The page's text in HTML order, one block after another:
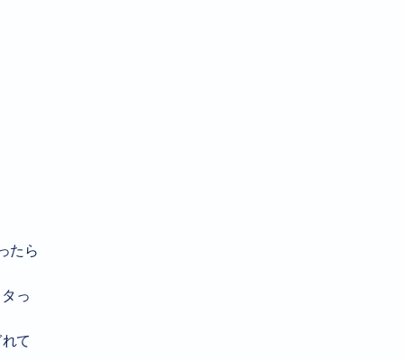
たら
っ
て